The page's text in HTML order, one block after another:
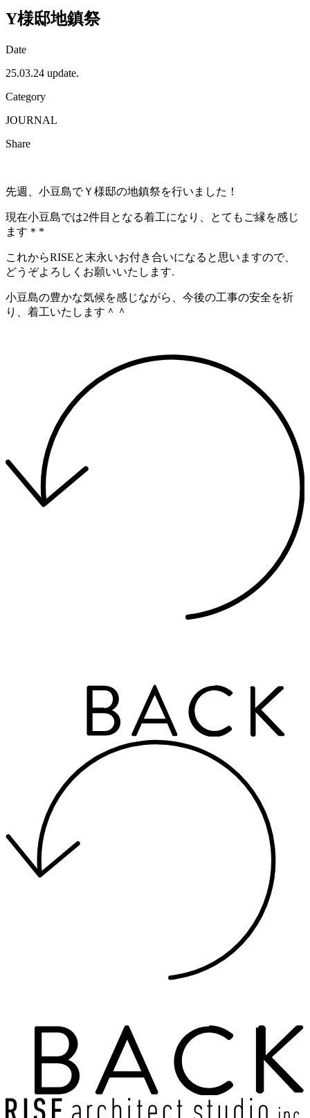
Y様邸地鎮祭
Date
25.03.24 update.
Category
JOURNAL
Share
先週、小豆島でＹ様邸の地鎮祭を行いました！
現在小豆島では2件目となる着工になり、とてもご縁を感じ
ます＊*
これからRISEと末永いお付き合いになると思いますので、
どうぞよろしくお願いいたします.
小豆島の豊かな気候を感じながら、今後の工事の安全を祈
り、着工いたします＾＾